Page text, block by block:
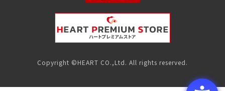
Copyright ©HEART CO.,Ltd. All rights reserved.